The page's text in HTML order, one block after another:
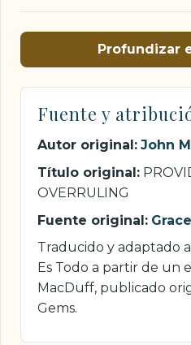
Profundizar
Fuente y
Autor original: John
Título original:
OVERRULING
Fuente original:
Traducido y adaptado
Es Todo a partir de un
MacDuff, publicado
Gems.